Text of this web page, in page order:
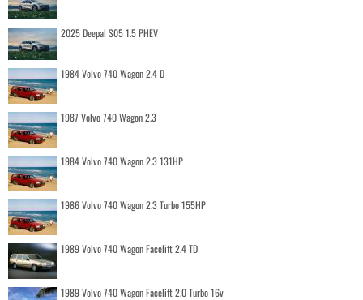
2025 Deepal S05 1.5 PHEV
1984 Volvo 740 Wagon 2.4 D
1987 Volvo 740 Wagon 2.3
1984 Volvo 740 Wagon 2.3 131HP
1986 Volvo 740 Wagon 2.3 Turbo 155HP
1989 Volvo 740 Wagon Facelift 2.4 TD
1989 Volvo 740 Wagon Facelift 2.0 Turbo 16v